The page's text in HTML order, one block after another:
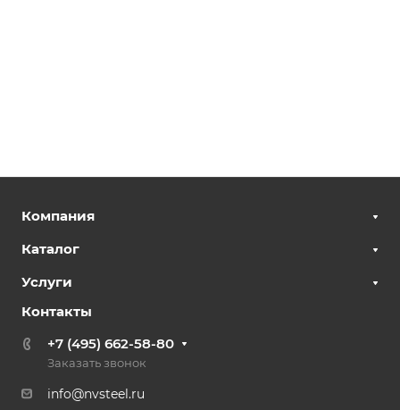
Компания
Каталог
Услуги
Контакты
+7 (495) 662-58-80
Заказать звонок
info@nvsteel.ru